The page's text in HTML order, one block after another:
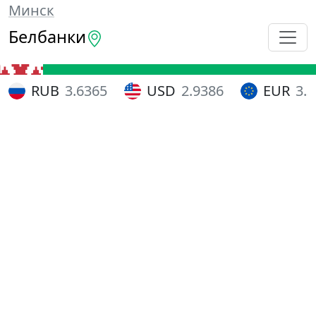
Минск
Белбанки
RUB 3.6365 USD 2.9386 EUR